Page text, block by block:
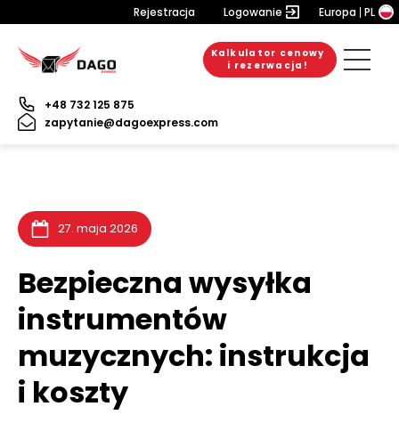
Rejestracja Logowanie Europa PL
Kalkulator cenowy
i rezerwacja!
+48 732 125 875
zapytanie@dagoexpress.com
27. maja 2026
Bezpieczna wysyłka
instrumentów
muzycznych: instrukcja
i koszty
20. lipca 2026
10. lipca 2026
9. lipca 2026